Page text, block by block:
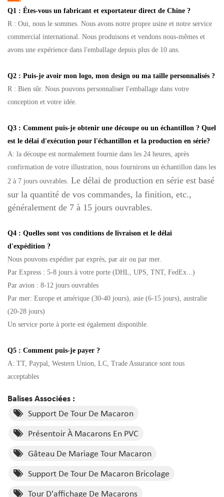
Q1 : Êtes-vous un fabricant et exportateur direct de Chine ?
R : Oui, nous le sommes. Nous avons notre propre usine et notre service
commercial international. Nous produisons et vendons nous-mêmes et
avons une expérience dans l'emballage depuis plus de 10 ans.
Q2 : Puis-je avoir mon logo, mon design ou ma taille personnalisés ?
R : Bien sûr. Nous pouvons personnaliser l'emballage dans votre
conception et votre idée.
Q3 : Comment puis-je obtenir une découpe ou un échantillon ? Quel
est le délai d'exécution pour l'échantillon et la production en série?
A: la découpe est normalement fournie dans les 24 heures, après
confirmation de votre illustration, nous fournirons un échantillon dans les
2 à 7 jours ouvrables. Le délai de production en série est basé
sur la quantité de vos commandes, la finition, etc.,
généralement de 7 à 15 jours ouvrables.
Q4 : Quelles sont vos conditions de livraison et le délai
d'expédition ?
Nous pouvons expédier par exprès, par air ou par mer.
Par Express : 5-8 jours à votre porte (DHL, UPS, TNT, FedEx...)
Par avion : 8-12 jours ouvrables
Par mer: Europe et amérique (30-40 jours), asie (6-15 jours), australie
(20-28 jours)
Un service porte à porte est également disponible.
Q5 : Comment puis-je payer ?
A: TT, Paypal, Western Union, LC, Trade Assurance sont tous
acceptables
Balises Associées :
Support De Tour De Macaron
Présentoir À Macarons En PVC
Gâteau De Mariage Tour Macaron
Support De Tour De Macaron Bricolage
Tour D'affichage De Macarons